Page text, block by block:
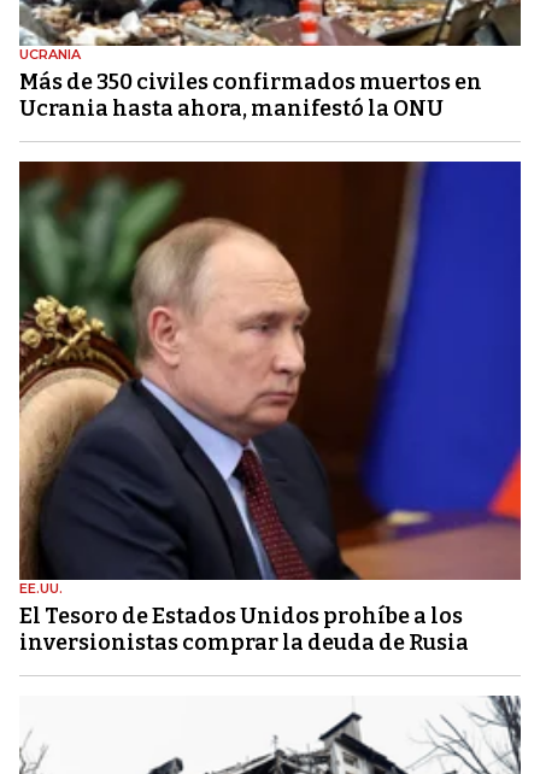
UCRANIA
Más de 350 civiles confirmados muertos en
Ucrania hasta ahora, manifestó la ONU
EE.UU.
El Tesoro de Estados Unidos prohíbe a los
inversionistas comprar la deuda de Rusia